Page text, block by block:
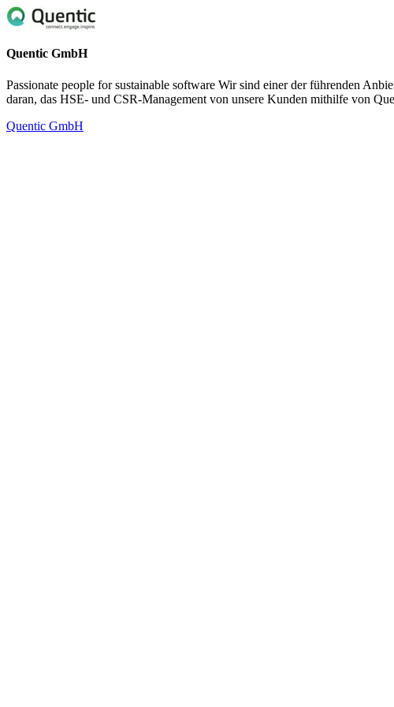
Quentic GmbH
Passionate people for sustainable software Wir sind einer der führenden
daran, das HSE- und CSR-Management von unsere Kunden mithilfe von
Quentic GmbH